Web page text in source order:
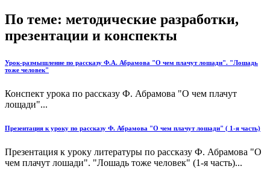
По теме: методические разработки,
презентации и конспекты
Урок-размышление по рассказу Ф.А. Абрамова "О чем плачут лошади". "Лошадь
тоже человек"
Конспект урока по рассказу Ф. Абрамова "О чем плачут
лощади"...
Презентация к уроку по рассказу Ф. Абрамова "О чем плачут лошади" ( 1-я часть)
Презентация к уроку литературы по рассказу Ф. Абрамова "О
чем плачут лошади". "Лошадь тоже человек" (1-я часть)...